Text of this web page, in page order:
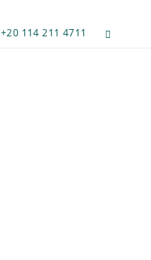
+20 114 211 4711